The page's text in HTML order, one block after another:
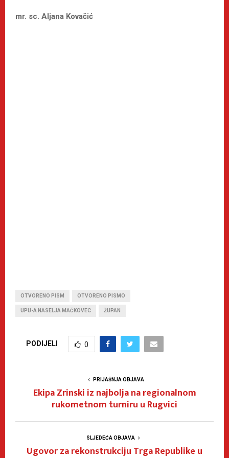
mr. sc. Aljana Kovačić
OTVORENO PISM OTVORENO PISMO
UPU-A NASELJA MAČKOVEC ŽUPAN
PODIJELI 0
PRIJAŠNJA OBJAVA
Ekipa Zrinski iz najbolja na regionalnom
rukometnom turniru u Rugvici
SLJEDEĆA OBJAVA
Ugovor za rekonstrukciju Trga Republike u